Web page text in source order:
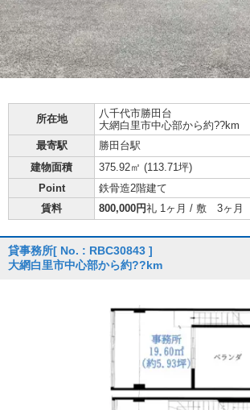
所在地 八千代市勝田台
大網白里市中心部から約??km
最寄駅
勝田台駅
建物面積
375.92㎡ (113.71坪)
Point
鉄骨造2階建て
賃料
800,000円礼 1ヶ月 / 敷 3ヶ月
貸事務所[ No. : RBC30843 ]
大網白里市中心部から約??km